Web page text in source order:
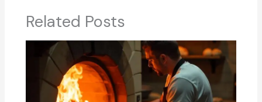
Related Posts